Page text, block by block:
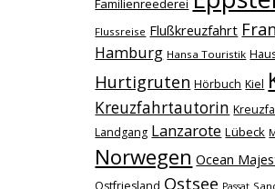
Familienreederei
Flussreise Flußkreuzfahrt
Hamburg Hansa Touristik
Hurtigruten Hörbuch Kiel
Kreuzfahrtautorin
Landgang Lanzarote Lübeck
Norwegen Ocean
Ostsee Passat